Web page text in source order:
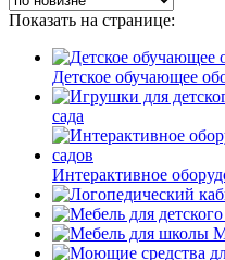
Показать на странице:
Детское обучающее
сада
Интерактивное